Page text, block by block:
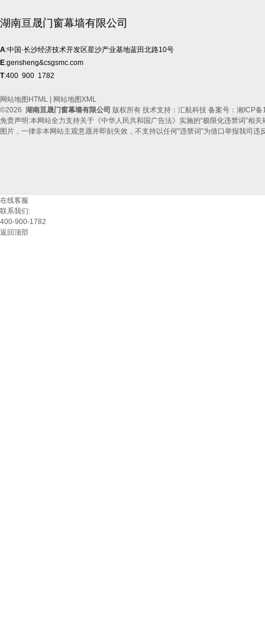
湖南亘晟门窗幕墙有限公司
A:中国·长沙经济技术开发区星沙产业基地蓝田北路10号
E:gensheng&csgsmc.com
T:400 900 1782
网站地图HTML
网站地图XML
©2026 湖南亘晟门窗幕墙有限公司 版权所有 技术支持：汇航科技 备案号： 湘ICP备
免责声明:本网站全力支持关于《中华人民共和国广告法》实施的“极限化违禁词”相
图片，一律非本网站主观意愿并即刻失效，不支持以任何"违禁词”为借口举报我司
在线客服
联系我们:
400-900-1782
返回顶部